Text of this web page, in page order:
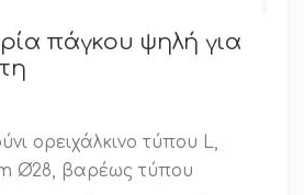
πάγκου ψηλή για
ορειχάλκινο τύπου L,
Ø28, βαρέως τύπου